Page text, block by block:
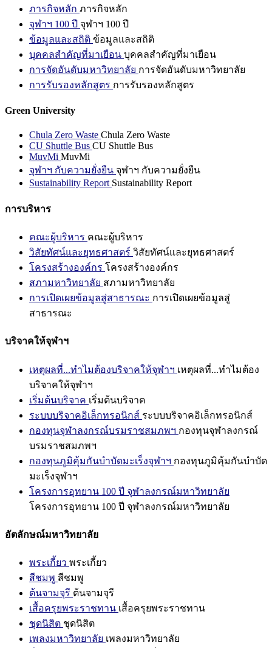
ภารกิจหลัก ภารกิจหลัก
จุฬาฯ 100 ปี จุฬาฯ 100 ปี
ข้อมูลและสถิติ ข้อมูลและสถิติ
บุคคลสำคัญที่มาเยือน บุคคลสำคัญที่มาเยือน
การจัดอันดับมหาวิทยาลัย การจัดอันดับมหาวิทยาลัย
การรับรองหลักสูตร การรับรองหลักสูตร
Green University
Chula Zero Waste Chula Zero Waste
CU Shuttle Bus CU Shuttle Bus
MuvMi MuvMi
จุฬาฯ กับความยั่งยืน จุฬาฯ กับความยั่งยืน
Sustainability Report Sustainability Report
การบริหาร
คณะผู้บริหาร คณะผู้บริหาร
วิสัยทัศน์และยุทธศาสตร์ วิสัยทัศน์และยุทธศาสตร์
โครงสร้างองค์กร โครงสร้างองค์กร
สภามหาวิทยาลัย สภามหาวิทยาลัย
การเปิดเผยข้อมูลสู่สาธารณะ การเปิดเผยข้อมูลสู่
สาธารณะ
บริจาคให้จุฬาฯ
เหตุผลที่...ทำไมต้องบริจาคให้จุฬาฯ เหตุผลที่...ทำไมต้อง
บริจาคให้จุฬาฯ
เริ่มต้นบริจาค เริ่มต้นบริจาค
ระบบบริจาคอิเล็กทรอนิกส์ ระบบบริจาคอิเล็กทรอนิกส์
กองทุนจุฬาลงกรณ์บรมราชสมภพฯ กองทุนจุฬาลงกรณ์
บรมราชสมภพฯ
กองทุนภูมิคุ้มกันบำบัดมะเร็งจุฬาฯ กองทุนภูมิคุ้มกันบำบัด
มะเร็งจุฬาฯ
โครงการอุทยาน 100 ปี จุฬาลงกรณ์มหาวิทยาลัย
โครงการอุทยาน 100 ปี จุฬาลงกรณ์มหาวิทยาลัย
อัตลักษณ์มหาวิทยาลัย
พระเกี้ยว พระเกี้ยว
สีชมพู สีชมพู
ต้นจามจุรี ต้นจามจุรี
เสื้อครุยพระราชทาน เสื้อครุยพระราชทาน
ชุดนิสิต ชุดนิสิต
เพลงมหาวิทยาลัย เพลงมหาวิทยาลัย